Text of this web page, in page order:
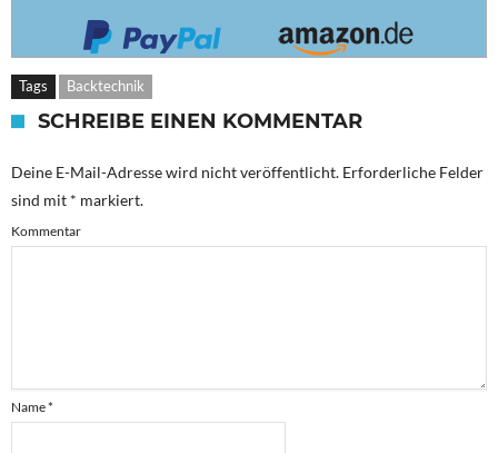
Tags Backtechnik
SCHREIBE EINEN KOMMENTAR
Deine E-Mail-Adresse wird nicht veröffentlicht. Erforderliche Felder
sind mit * markiert.
Kommentar
Name*